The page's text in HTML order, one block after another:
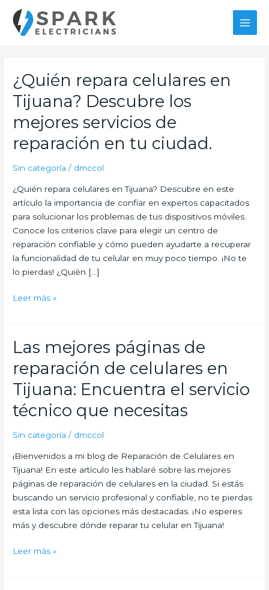
contenido
¿Quién repara celulares en
Tijuana? Descubre los
mejores servicios de
reparación en tu ciudad.
Sin categoría / dmccol
¿Quién repara celulares en Tijuana? Descubre en este
artículo la importancia de confiar en expertos capacitados
para solucionar los problemas de tus dispositivos móviles.
Conoce los criterios clave para elegir un centro de
reparación confiable y cómo pueden ayudarte a recuperar
la funcionalidad de tu celular en muy poco tiempo. ¡No te
lo pierdas! ¿Quién […]
¿Quién
repara
celulares
en
Tijuana?
Descubre
mejores
servicios
de
reparación
en
tu
ciudad.
Leer más »
Las mejores páginas de
reparación de celulares en
Tijuana: Encuentra el servicio
técnico que necesitas
Sin categoría / dmccol
¡Bienvenidos a mi blog de Reparación de Celulares en
Tijuana! En este artículo les hablaré sobre las mejores
páginas de reparación de celulares en la ciudad. Si estás
buscando un servicio profesional y confiable, no te pierdas
esta lista con las opciones más destacadas. ¡No esperes
más y descubre dónde reparar tu celular en Tijuana!
Las
páginas
de
reparación
de
en
Tijuana:
Encuentra
el
servicio
técnico
que
Leer más »
entradas